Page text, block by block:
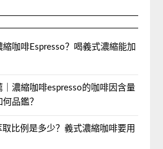
咖啡Espresso？喝義式濃縮能加
濃縮咖啡espresso的咖啡因含量
品鑑？
比例是多少？義式濃縮咖啡要用